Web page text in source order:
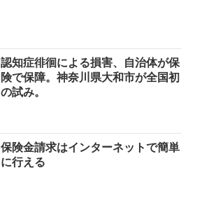
認知症徘徊による損害、自治体が保
険で保障。神奈川県大和市が全国初
の試み。
保険金請求はインターネットで簡単
に行える